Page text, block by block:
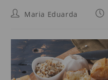
Maria Eduarda